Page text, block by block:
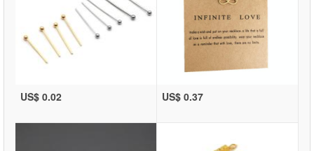
US$ 0.02 US$ 0.37